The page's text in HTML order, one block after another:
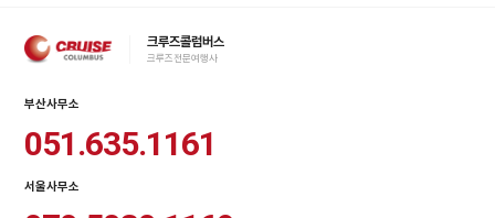
크루즈콜럼버스
크루즈전문여행사
부산사무소
051.635.1161
서울사무소